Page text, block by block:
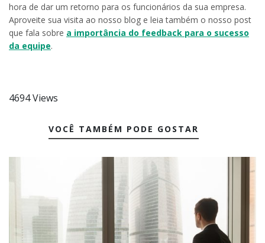
hora de dar um retorno para os funcionários da sua empresa.
Aproveite sua visita ao nosso blog e leia também o nosso post
que fala sobre a importância do feedback para o sucesso
da equipe.
4694 Views
VOCÊ TAMBÉM PODE GOSTAR